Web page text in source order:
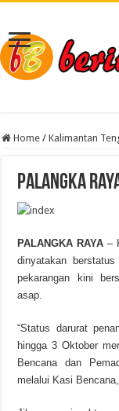
Home / Kalimantan
Palangka
PALANGKA RAYA–
dinyatakan
pekarangan kini
asap.
“Status darurat
hingga 3 Oktober
Bencana dan
melalui Kasi